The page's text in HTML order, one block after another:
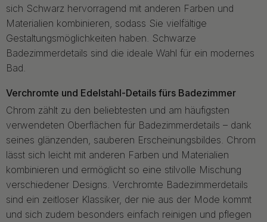
sich Schwarz hervorragend mit anderen Farben und
Materialien kombinieren, sodass Sie vielfältige
Gestaltungsmöglichkeiten haben. Schwarze
Badezimmerdetails sind die ideale Wahl für ein modernes
Bad.
Verchromte und Edelstahl-Details fürs Badezimmer
Chrom zählt zu den beliebtesten und am häufigsten
verwendeten Oberflächen für Badezimmerdetails – dank
seines glänzenden, sauberen Erscheinungsbildes. Chrom
lässt sich leicht mit anderen Farben und Materialien
kombinieren und ermöglicht so eine stilvolle Mischung
verschiedener Designs. Verchromte Badezimmerdetails
sind ein zeitloser Klassiker, der nie aus der Mode kommt
und sich zudem besonders einfach reinigen und pflegen